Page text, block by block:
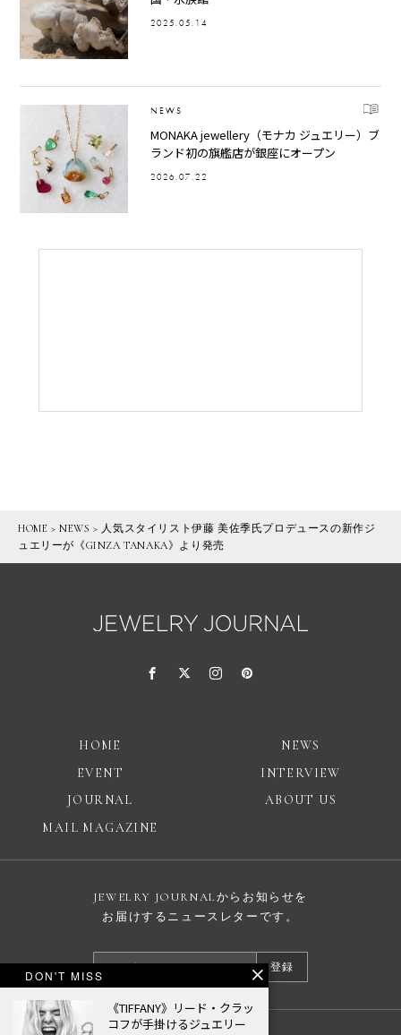
2025.05.14
NEWS
MONAKA jewellery（モナカ ジュエリー）ブ
ランド初の旗艦店が銀座にオープン
2026.07.22
HOME >NEWS > 人気スタイリスト伊藤 美佐季氏プロデュースの新作ジ
ュエリーが《GINZA TANAKA》より発売
HOME
NEWS
EVENT
INTERVIEW
JOURNAL
ABOUT US
MAIL MAGAZINE
JEWELRY JOURNALからお知らせを
お届けするニュースレターです。
登録
DON'T MISS
《TIFFANY》リード・クラッ
コフが手掛けるジュエリー